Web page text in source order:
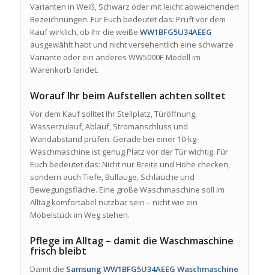
Varianten in Weiß, Schwarz oder mit leicht abweichenden
Bezeichnungen. Für Euch bedeutet das: Prüft vor dem
Kauf wirklich, ob Ihr die weiße WW1BFG5U34AEEG
ausgewählt habt und nicht versehentlich eine schwarze
Variante oder ein anderes WW5000F-Modell im
Warenkorb landet.
Worauf Ihr beim Aufstellen achten solltet
Vor dem Kauf solltet Ihr Stellplatz, Türöffnung,
Wasserzulauf, Ablauf, Stromanschluss und
Wandabstand prüfen. Gerade bei einer 10-kg-
Waschmaschine ist genug Platz vor der Tür wichtig. Für
Euch bedeutet das: Nicht nur Breite und Höhe checken,
sondern auch Tiefe, Bullauge, Schläuche und
Bewegungsfläche. Eine große Waschmaschine soll im
Alltag komfortabel nutzbar sein – nicht wie ein
Möbelstück im Weg stehen.
Pflege im Alltag – damit die Waschmaschine
frisch bleibt
Damit die Samsung WW1BFG5U34AEEG Waschmaschine